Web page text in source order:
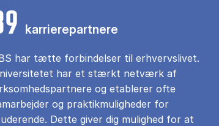
karrierepartnere
har tætte forbindelser til erhvervslivet.
har et stærkt netværk af
og etablerer ofte
og praktikmuligheder for
Dette giver dig mulighed for at